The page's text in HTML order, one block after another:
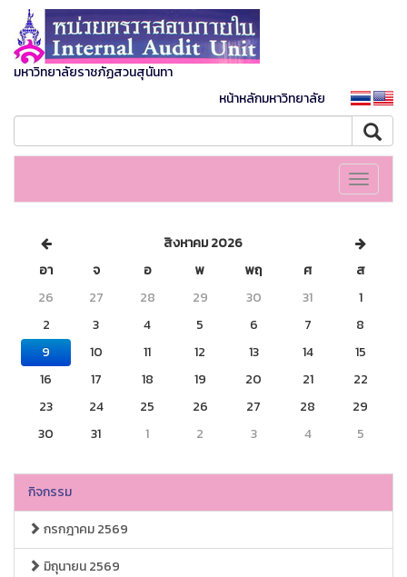
มหาวิทยาลัยราชภัฏสวนสุนันทา
หน้าหลักมหาวิทยาลัย
Toggle
สิงหาคม 2026
อา
จ อ พ พฤ ศ
ส
26
27 28 29 30 31
1
2
3 4 5 6 7
8
9
10 11 12 13 14
15
16
17 18 19 20 21
22
23
24 25 26 27 28
29
30
31 1 2 3 4 5
กิจกรรม
กรกฎาคม 2569
มิถุนายน 2569